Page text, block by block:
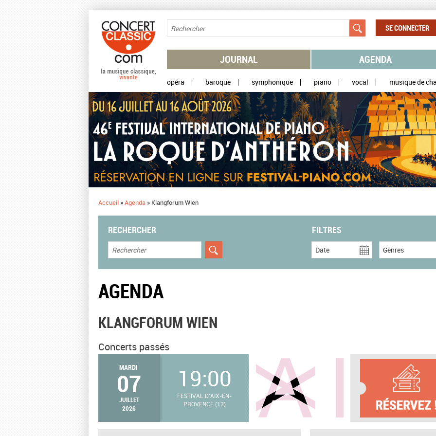
SE CONNECTER
JOURNAL AGENDA
opéra baroque symphonique piano vocal musique de
Accueil »Agenda » Klangforum Wien
RECHERCHER FILTRES
Date Genres
AGENDA
KLANGFORUM WIEN
Concerts passés
MARDI
07
JUILLET
2026
19:00
FESTIVAL D'AIX-EN-
PROVENCE (13)